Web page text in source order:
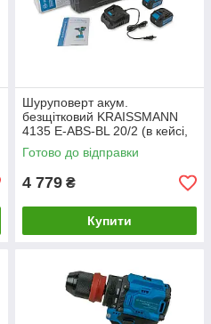
Шуруповерт акум.
безщітковий KRAISSMANN
4135 E-ABS-BL 20/2 (в кейсі,
крут. момент 150 Нм)
Готово до відправки
4 779 ₴
Купити